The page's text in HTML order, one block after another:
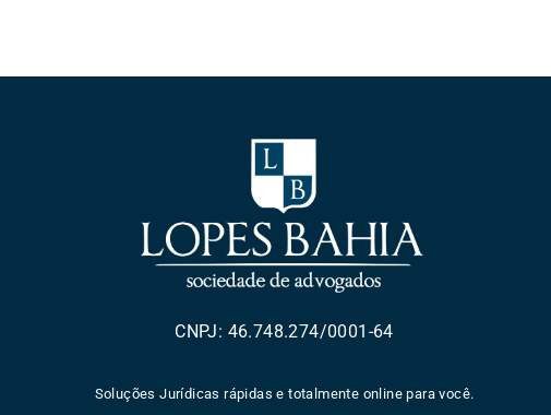
CNPJ: 46.748.274/0001-64
Soluções Jurídicas rápidas e totalmente online para você.